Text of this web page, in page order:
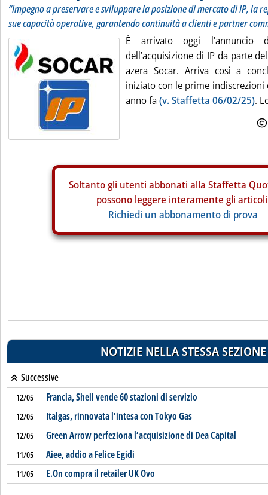
“Impegno a preservare e sviluppare la posizione di mercato di IP, la
sue capacità operative, garantendo continuità a clienti e partner
È arrivato oggi l'annuncio
dell’acquisizione di IP da parte
azera Socar. Arriva così a
iniziato con le prime
anno fa(v. Staffetta 06/02/25).
Soltanto gli utenti abbonati alla Staffetta
possono leggere interamente gli
Richiedi un abbonamento di prova
NOTIZIE NELLA STESSA SEZIONE
Successive
12/05 Francia, Shell vende 60 stazioni di servizio
12/05 Italgas, rinnovata l'intesa con Tokyo Gas
12/05 Green Arrow perfeziona l’acquisizione di Dea Capital
11/05 Aiee, addio a Felice Egidi
11/05 E.On compra il retailer UK Ovo